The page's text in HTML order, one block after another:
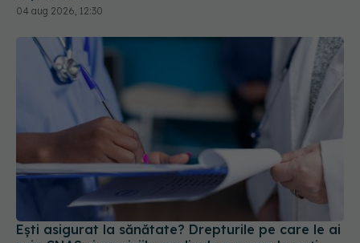
Ești asigurat la sănătate? Drepturile pe care le ai
prin CNAS și serviciile medicale pe care le poți
02 aug 2026, 21:18